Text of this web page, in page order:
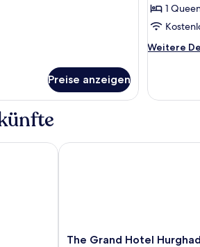
Preise anzeigen
Room
1
Weitere
Weitere
Room
The
The Grand Hotel
The Grand Hotel Hurghada